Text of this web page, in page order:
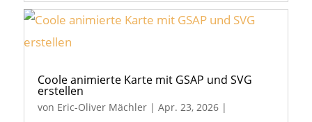
Coole animierte Karte mit GSAP und SVG
erstellen
von Eric-Oliver Mächler| Apr. 23, 2026|